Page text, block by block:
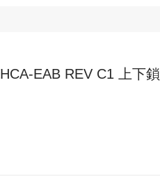
EAB REV C1 上下鎖